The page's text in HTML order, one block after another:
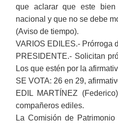
que aclarar que este bien
nacional y que no se debe
(Aviso de tiempo).
VARIOS EDILES.- Prórroga
PRESIDENTE.- Solicitan
Los que estén por la
SE VOTA: 26 en 29,
EDIL MARTÍNEZ
compañeros ediles.
La Comisión de